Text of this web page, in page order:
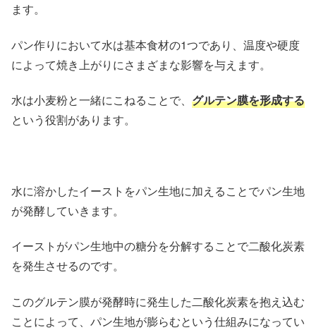
ます。
パン作りにおいて水は基本食材の1つであり、温度や硬度
によって焼き上がりにさまざまな影響を与えます。
水は小麦粉と一緒にこねることで、 グルテン膜を形成する
という役割があります。
水に溶かしたイーストをパン生地に加えることでパン生地
が発酵していきます。
イーストがパン生地中の糖分を分解することで二酸化炭素
を発生させるのです。
このグルテン膜が発酵時に発生した二酸化炭素を抱え込む
ことによって、パン生地が膨らむという仕組みになってい